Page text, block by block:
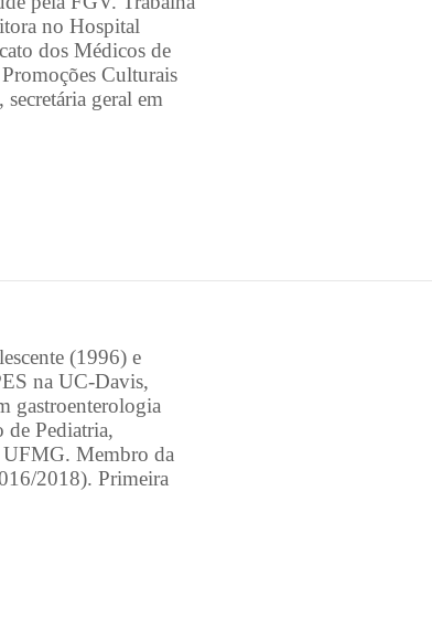
no Hospital
dos Médicos de
Culturais
geral em
(1996) e
na UC-Davis,
gastroenterologia
Pediatria,
UFMG. Membro da
2018). Primeira